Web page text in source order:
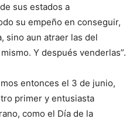
sus estados a
su empeño en conseguir,
sino aun atraer las del
Y después venderlas”.
entonces el 3 de junio,
primer y entusiasta
como el Día de la